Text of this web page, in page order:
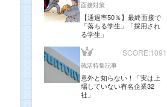
面接対策
【通過率50％】最終面接で
「落ちる学生」「採用され
る学生」
SCORE:1091
就活特集記事
意外と知らない！「実は上
場していない有名企業32
社」